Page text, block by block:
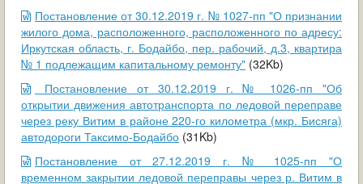
Постановление от 30.12.2019 г. № 1027-пп "О признании
жилого дома, расположенного, расположенного по адресу:
Иркутская область, г. Бодайбо, пер. рабочий, д.3, квартира
№ 1 подлежащим капитальному ремонту" (32Kb)
Постановление от 30.12.2019 г. № 1026-пп "Об
открытии движения автотранспорта по ледовой переправе
через реку Витим в районе 220-го километра (мкр. Бисяга)
автодороги Таксимо-Бодайбо (31Kb)
Постановление от 27.12.2019 г. № 1025-пп "О
временном закрытии ледовой переправы через р. Витим в